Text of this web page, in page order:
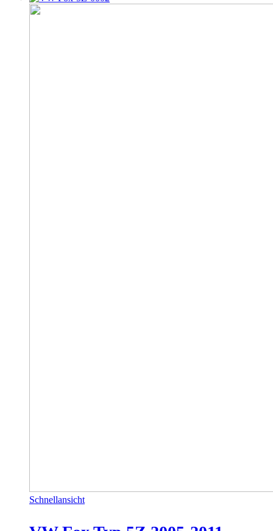
Schnellansicht